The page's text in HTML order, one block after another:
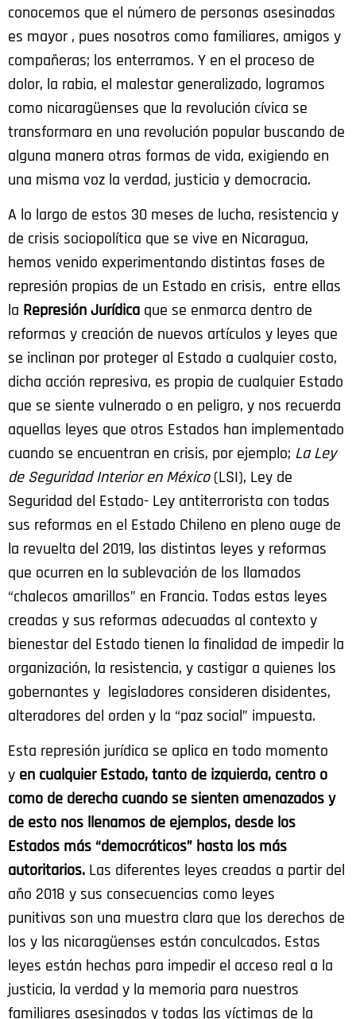
conocemos que el número de personas asesinadas
es mayor , pues nosotros como familiares, amigos y
compañeras; los enterramos. Y en el proceso de
dolor, la rabia, el malestar generalizado, logramos
como nicaragüenses que la revolución cívica se
transformara en una revolución popular buscando de
alguna manera otras formas de vida, exigiendo en
una misma voz la verdad, justicia y democracia.
A lo largo de estos 30 meses de lucha, resistencia y
de crisis sociopolítica que se vive en Nicaragua,
hemos venido experimentando distintas fases de
represión propias de un Estado en crisis, entre ellas
la Represión Jurídica que se enmarca dentro de
reformas y creación de nuevos artículos y leyes que
se inclinan por proteger al Estado a cualquier costo,
dicha acción represiva, es propia de cualquier Estado
que se siente vulnerado o en peligro, y nos recuerda
aquellas leyes que otros Estados han implementado
cuando se encuentran en crisis, por ejemplo; La Ley
de Seguridad Interior en México(LSI), Ley de
Seguridad del Estado- Ley antiterrorista con todas
sus reformas en el Estado Chileno en pleno auge de
la revuelta del 2019, las distintas leyes y reformas
que ocurren en la sublevación de los llamados
“chalecos amarillos” en Francia. Todas estas leyes
creadas y sus reformas adecuadas al contexto y
bienestar del Estado tienen la finalidad de impedir la
organización, la resistencia, y castigar a quienes los
gobernantes y legisladores consideren disidentes,
alteradores del orden y la “paz social” impuesta.
Esta represión jurídica se aplica en todo momento
y en cualquier Estado, tanto de izquierda, centro o
como de derecha cuando se sienten amenazados y
de esto nos llenamos de ejemplos, desde los
Estados más “democráticos” hasta los más
autoritarios. Las diferentes leyes creadas a partir del
año 2018 y sus consecuencias como leyes
punitivas son una muestra clara que los derechos de
los y las nicaragüenses están conculcados. Estas
leyes están hechas para impedir el acceso real a la
justicia, la verdad y la memoria para nuestros
familiares asesinados y todas las víctimas de la